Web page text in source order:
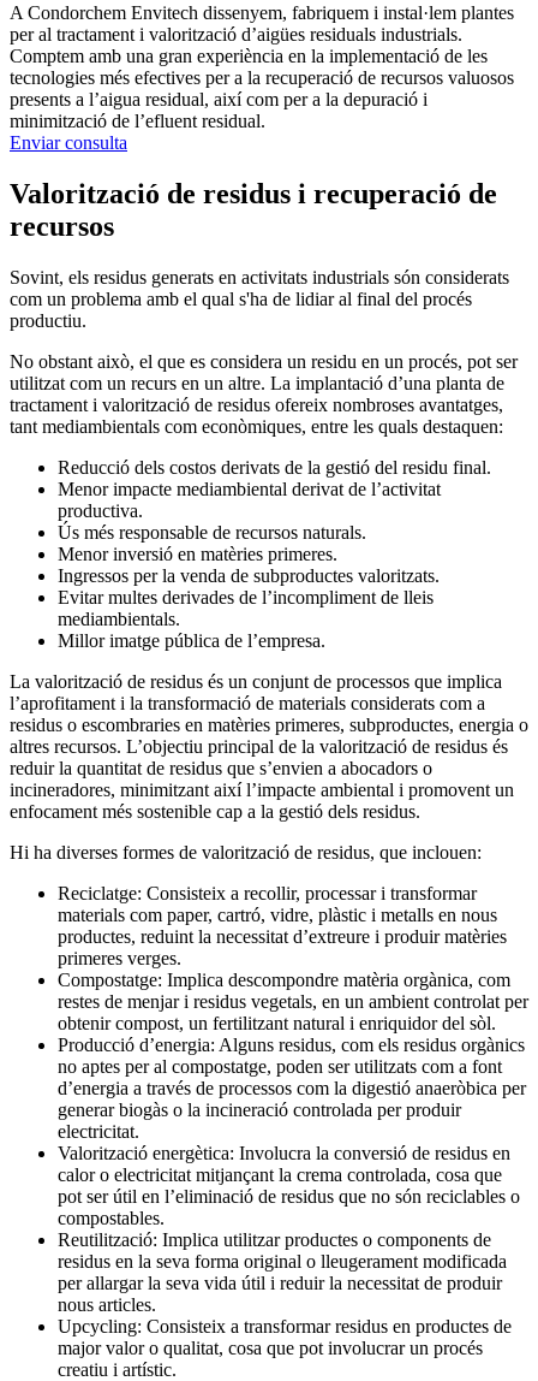
A Condorchem Envitech dissenyem, fabriquem i instal·lem plantes
per al tractament i valorització d’aigües residuals industrials.
Comptem amb una gran experiència en la implementació de les
tecnologies més efectives per a la recuperació de recursos valuosos
presents a l’aigua residual, així com per a la depuració i
minimització de l’efluent residual.
Enviar consulta
Valorització de residus i recuperació de
recursos
Sovint, els residus generats en activitats industrials són considerats
com un problema amb el qual s'ha de lidiar al final del procés
productiu.
No obstant això, el que es considera un residu en un procés, pot ser
utilitzat com un recurs en un altre. La implantació d’una planta de
tractament i valorització de residus ofereix nombroses avantatges,
tant mediambientals com econòmiques, entre les quals destaquen:
Reducció dels costos derivats de la gestió del residu final.
Menor impacte mediambiental derivat de l’activitat
productiva.
Ús més responsable de recursos naturals.
Menor inversió en matèries primeres.
Ingressos per la venda de subproductes valoritzats.
Evitar multes derivades de l’incompliment de lleis
mediambientals.
Millor imatge pública de l’empresa.
La valorització de residus és un conjunt de processos que implica
l’aprofitament i la transformació de materials considerats com a
residus o escombraries en matèries primeres, subproductes, energia o
altres recursos. L’objectiu principal de la valorització de residus és
reduir la quantitat de residus que s’envien a abocadors o
incineradores, minimitzant així l’impacte ambiental i promovent un
enfocament més sostenible cap a la gestió dels residus.
Hi ha diverses formes de valorització de residus, que inclouen:
Reciclatge: Consisteix a recollir, processar i transformar
materials com paper, cartró, vidre, plàstic i metalls en nous
productes, reduint la necessitat d’extreure i produir matèries
primeres verges.
Compostatge: Implica descompondre matèria orgànica, com
restes de menjar i residus vegetals, en un ambient controlat per
obtenir compost, un fertilitzant natural i enriquidor del sòl.
Producció d’energia: Alguns residus, com els residus orgànics
no aptes per al compostatge, poden ser utilitzats com a font
d’energia a través de processos com la digestió anaeròbica per
generar biogàs o la incineració controlada per produir
electricitat.
Valorització energètica: Involucra la conversió de residus en
calor o electricitat mitjançant la crema controlada, cosa que
pot ser útil en l’eliminació de residus que no són reciclables o
compostables.
Reutilització: Implica utilitzar productes o components de
residus en la seva forma original o lleugerament modificada
per allargar la seva vida útil i reduir la necessitat de produir
nous articles.
Upcycling: Consisteix a transformar residus en productes de
major valor o qualitat, cosa que pot involucrar un procés
creatiu i artístic.